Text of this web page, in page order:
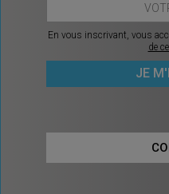
En vous inscrivant, vous
de